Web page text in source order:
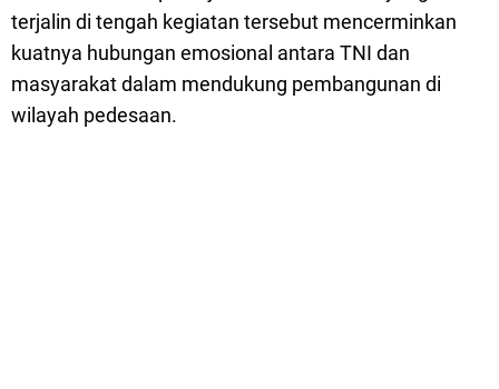
terjalin di tengah kegiatan tersebut mencerminkan
kuatnya hubungan emosional antara TNI dan
masyarakat dalam mendukung pembangunan di
wilayah pedesaan.